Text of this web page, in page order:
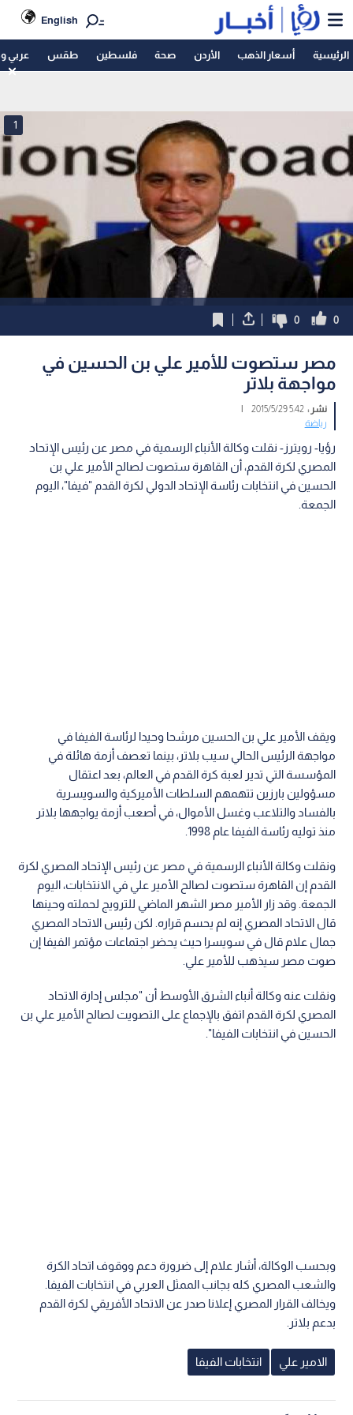
English
الرئيسية أسعار الذهب الأردن صحة فلسطين طقس عربي
1
0
0
مصر ستصوت للأمير علي بن الحسين في
مواجهة بلاتر
نشر :5:42 2015/5/29
|
رياضة
رؤيا- رويترز- نقلت وكالة الأنباء الرسمية في مصر عن رئيس الإتحاد
المصري لكرة القدم، أن القاهرة ستصوت لصالح الأمير علي بن
الحسين في انتخابات رئاسة الإتحاد الدولي لكرة القدم "فيفا"، اليوم
الجمعة.
ويقف الأمير علي بن الحسين مرشحا وحيدا لرئاسة الفيفا في
مواجهة الرئيس الحالي سيب بلاتر، بينما تعصف أزمة هائلة في
المؤسسة التي تدير لعبة كرة القدم في العالم، بعد اعتقال
مسؤولين بارزين تتهمهم السلطات الأميركية والسويسرية
بالفساد والتلاعب وغسل الأموال، في أصعب أزمة يواجهها بلاتر
منذ توليه رئاسة الفيفا عام 1998.
ونقلت وكالة الأنباء الرسمية في مصر عن رئيس الإتحاد المصري لكرة
القدم إن القاهرة ستصوت لصالح الأمير علي في الانتخابات، اليوم
الجمعة. وقد زار الأمير مصر الشهر الماضي للترويج لحملته وحينها
قال الاتحاد المصري إنه لم يحسم قراره. لكن رئيس الاتحاد المصري
جمال علام قال في سويسرا حيث يحضر اجتماعات مؤتمر الفيفا إن
صوت مصر سيذهب للأمير علي.
ونقلت عنه وكالة أنباء الشرق الأوسط أن "مجلس إدارة الاتحاد
المصري لكرة القدم اتفق بالإجماع على التصويت لصالح الأمير علي بن
الحسين في انتخابات الفيفا".
وبحسب الوكالة، أشار علام إلى ضرورة دعم ووقوف اتحاد الكرة
والشعب المصري كله بجانب الممثل العربي في انتخابات الفيفا.
ويخالف القرار المصري إعلانا صدر عن الاتحاد الأفريقي لكرة القدم
بدعم بلاتر.
الامير علي انتخابات الفيفا